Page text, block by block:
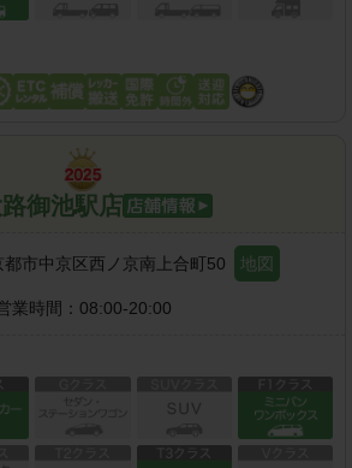
御池駅店
都市中京区西ノ京南上合町50 地図
業時間： 08:00-20:00